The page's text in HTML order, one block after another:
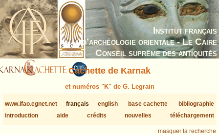
Institut français
d’archéologie orientale - Le Caire
Conseil suprême des antiquités
Cachette de Karnak
et numéros "K" de G. Legrain
www.ifao.egnet.net français english base cachette
bibliographie
introduction
aide crédits nouvelles téléchargement
masquer la recherche